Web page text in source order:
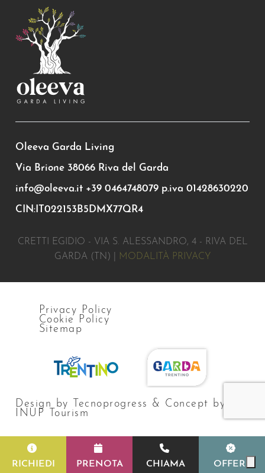
RICHIEDI PRENOTA CHIAMA OFFERS
Oleeva Garda Living
Via Brione 38066 Riva del Garda
info@oleeva.it +39 0464748079 p.iva 01428630220
CIN:IT022153B5DMX77QR4
CRETTI EGIDIO - VIA S. ALESSANDRO, 4 - RIVA DEL
GARDA (TN) |
MODALITÀ PRIVACY
Privacy Policy
Cookie Policy
Sitemap
Design by Tecnoprogress & Concept by
INUP Tourism